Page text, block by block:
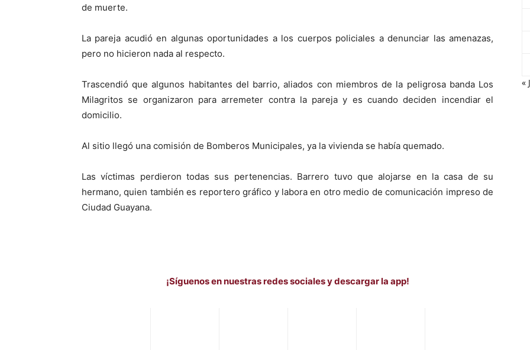
de muerte.
La pareja acudió en algunas oportunidades a los cuerpos policiales a denunciar las amenazas,
pero no hicieron nada al respecto.
Trascendió que algunos habitantes del barrio, aliados con miembros de la peligrosa banda Los
Milagritos se organizaron para arremeter contra la pareja y es cuando deciden incendiar el
domicilio.
Al sitio llegó una comisión de Bomberos Municipales, ya la vivienda se había quemado.
Las víctimas perdieron todas sus pertenencias. Barrero tuvo que alojarse en la casa de su
hermano, quien también es reportero gráfico y labora en otro medio de comunicación impreso de
Ciudad Guayana.
¡Síguenos en nuestras redes sociales y descargar la app!
«